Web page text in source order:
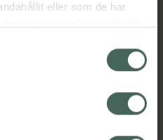
eller som de har
samtycke påverkar inte
skett innan återkallelsen.
Visa